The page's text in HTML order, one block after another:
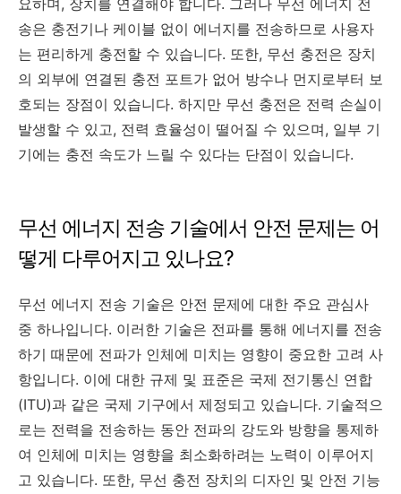
송은 충전기나 케이블 없이 에너지를 전송하므로 사용자
는 편리하게 충전할 수 있습니다. 또한, 무선 충전은 장치
의 외부에 연결된 충전 포트가 없어 방수나 먼지로부터 보
호되는 장점이 있습니다. 하지만 무선 충전은 전력 손실이
발생할 수 있고, 전력 효율성이 떨어질 수 있으며, 일부 기
기에는 충전 속도가 느릴 수 있다는 단점이 있습니다.
무선 에너지 전송 기술에서 안전 문제는 어
떻게 다루어지고 있나요?
무선 에너지 전송 기술은 안전 문제에 대한 주요 관심사
중 하나입니다. 이러한 기술은 전파를 통해 에너지를 전송
하기 때문에 전파가 인체에 미치는 영향이 중요한 고려 사
항입니다. 이에 대한 규제 및 표준은 국제 전기통신 연합
(ITU)과 같은 국제 기구에서 제정되고 있습니다. 기술적으
로는 전력을 전송하는 동안 전파의 강도와 방향을 통제하
여 인체에 미치는 영향을 최소화하려는 노력이 이루어지
고 있습니다. 또한, 무선 충전 장치의 디자인 및 안전 기능